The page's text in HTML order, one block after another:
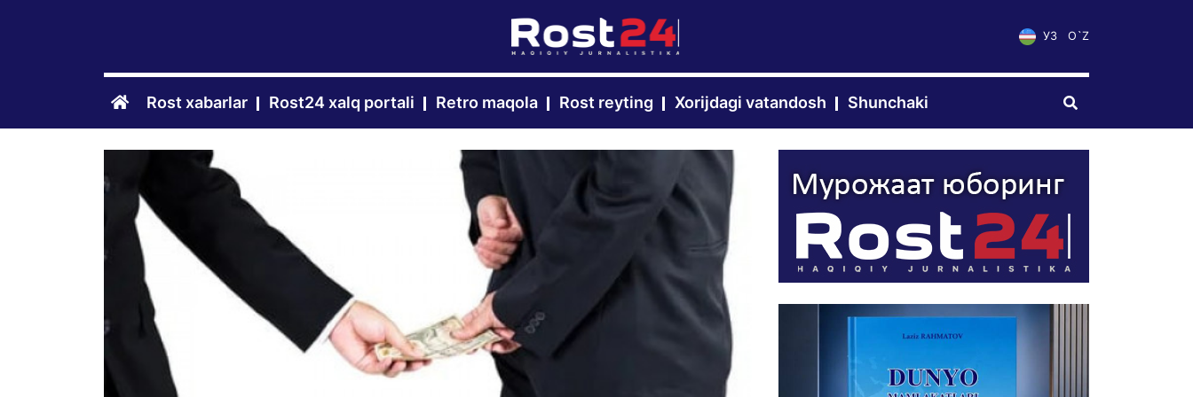
УЗ O`Z
Rost xabarlar Rost24 xalq portali Retro maqola Rost reyting Xorijdagi vatandosh Shunchaki